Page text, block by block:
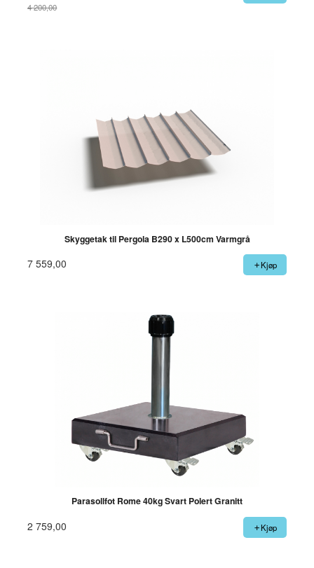
4 200,00
Skyggetak til Pergola B290 x L500cm Varmgrå
7 559,00 Kjøp
Parasollfot Rome 40kg Svart Polert Granitt
2 759,00 Kjøp